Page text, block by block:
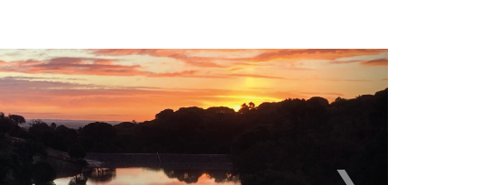
Next